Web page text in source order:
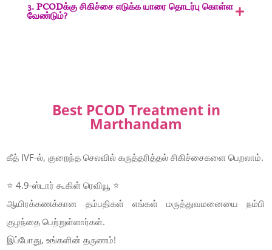
3. PCODக்கு சிகிச்சை எடுக்க யாரை தொடர்பு கொள்ள
வேண்டும்?
Best PCOD Treatment in
Marthandam
கீத் IVF-ல், குறைந்த செலவில் கருத்தரித்தல் சிகிச்சைகளை பெறலாம்.
⭐ 4.9-ஸ்டார் கூகிள் ரெவியூ ⭐
ஆயிரக்கணக்கான தம்பதிகள் எங்கள் மருத்துவமனையை நம்பி
குழந்தை பெற்றுள்ளார்கள்.
இப்போது, உங்களின் தருணம்!